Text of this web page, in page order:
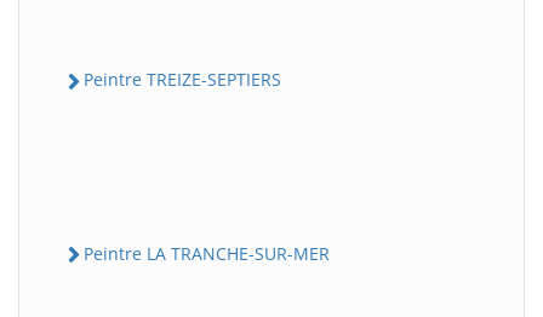
Peintre TREIZE-SEPTIERS
Peintre LA TRANCHE-SUR-MER